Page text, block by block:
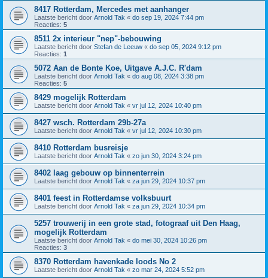
8417 Rotterdam, Mercedes met aanhanger
Laatste bericht door Arnold Tak « do sep 19, 2024 7:44 pm
Reacties: 5
8511 2x interieur "nep"-bebouwing
Laatste bericht door Stefan de Leeuw « do sep 05, 2024 9:12 pm
Reacties: 1
5072 Aan de Bonte Koe, Uitgave A.J.C. R'dam
Laatste bericht door Arnold Tak « do aug 08, 2024 3:38 pm
Reacties: 5
8429 mogelijk Rotterdam
Laatste bericht door Arnold Tak « vr jul 12, 2024 10:40 pm
8427 wsch. Rotterdam 29b-27a
Laatste bericht door Arnold Tak « vr jul 12, 2024 10:30 pm
8410 Rotterdam busreisje
Laatste bericht door Arnold Tak « zo jun 30, 2024 3:24 pm
8402 laag gebouw op binnenterrein
Laatste bericht door Arnold Tak « za jun 29, 2024 10:37 pm
8401 feest in Rotterdamse volksbuurt
Laatste bericht door Arnold Tak « za jun 29, 2024 10:34 pm
5257 trouwerij in een grote stad, fotograaf uit Den Haag,
mogelijk Rotterdam
Laatste bericht door Arnold Tak « do mei 30, 2024 10:26 pm
Reacties: 3
8370 Rotterdam havenkade loods No 2
Laatste bericht door Arnold Tak « zo mar 24, 2024 5:52 pm